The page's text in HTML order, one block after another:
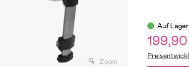
Zoom
Auf Lager